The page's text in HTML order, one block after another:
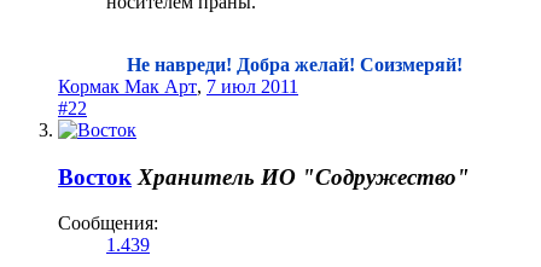
Не навреди! Добра желай! Соизмеряй!
Кормак Мак Арт, 7 июл 2011
#22
Восток Хранитель ИО "Содружество"
Сообщения:
1.439